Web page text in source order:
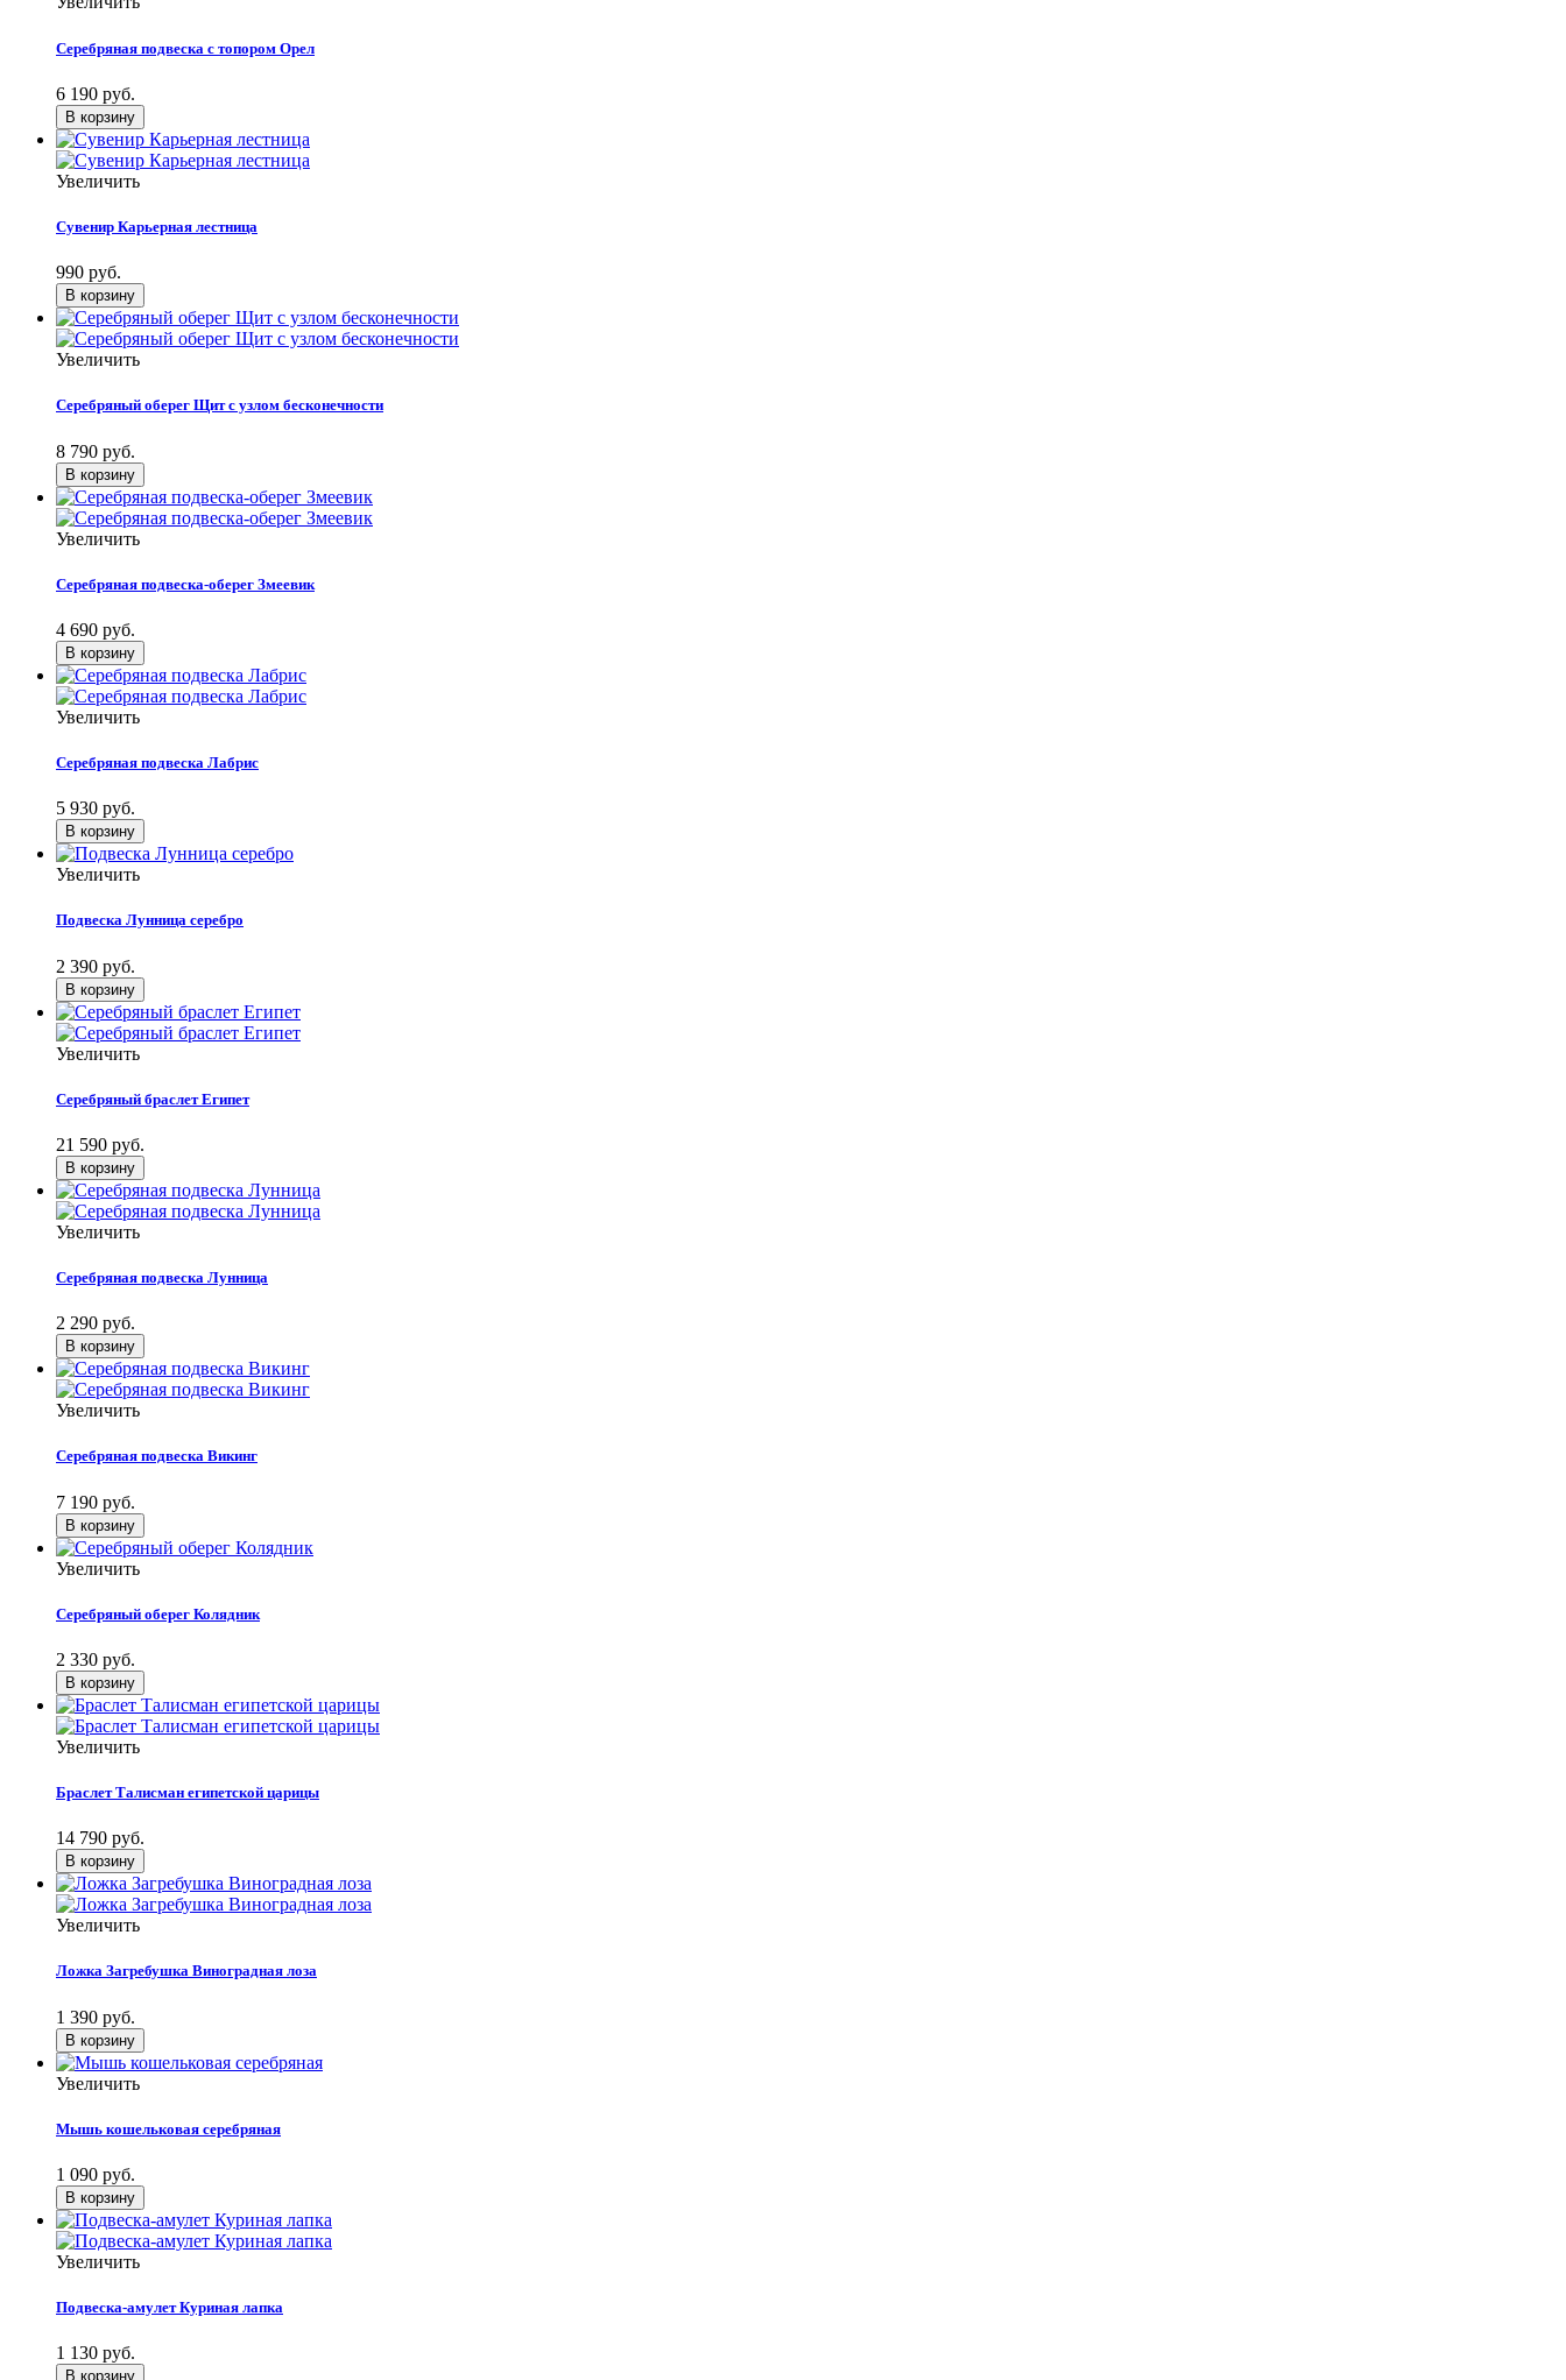
Серебряная подвеска с топором Орел
6 190 руб.
Увеличить
Сувенир Карьерная лестница
990 руб.
Увеличить
Серебряный оберег Щит с узлом бесконечности
8 790 руб.
Увеличить
Серебряная подвеска-оберег Змеевик
4 690 руб.
Увеличить
Серебряная подвеска Лабрис
5 930 руб.
Увеличить
Подвеска Лунница серебро
2 390 руб.
Увеличить
Серебряный браслет Египет
21 590 руб.
Увеличить
Серебряная подвеска Лунница
2 290 руб.
Увеличить
Серебряная подвеска Викинг
7 190 руб.
Увеличить
Серебряный оберег Колядник
2 330 руб.
Увеличить
Браслет Талисман египетской царицы
14 790 руб.
Увеличить
Ложка Загребушка Виноградная лоза
1 390 руб.
Увеличить
Мышь кошельковая серебряная
1 090 руб.
Увеличить
Подвеска-амулет Куриная лапка
1 130 руб.